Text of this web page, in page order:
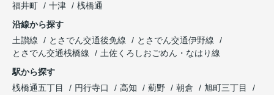
福井町
十津
桟橋通
沿線から探す
土讃線
とさでん交通後免線
とさでん交通伊野線
とさでん交通桟橋線
土佐くろしおごめん・なはり線
駅から探す
桟橋通五丁目
円行寺口 高知 薊野 朝倉
旭町三丁目